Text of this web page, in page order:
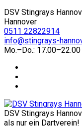
DSV Stingrays
Hannover
0511 22822914
info@stingrays-
Mo.–Do.: 17.00–22.00
DSV Stingrays
als nur ein Dartverein!